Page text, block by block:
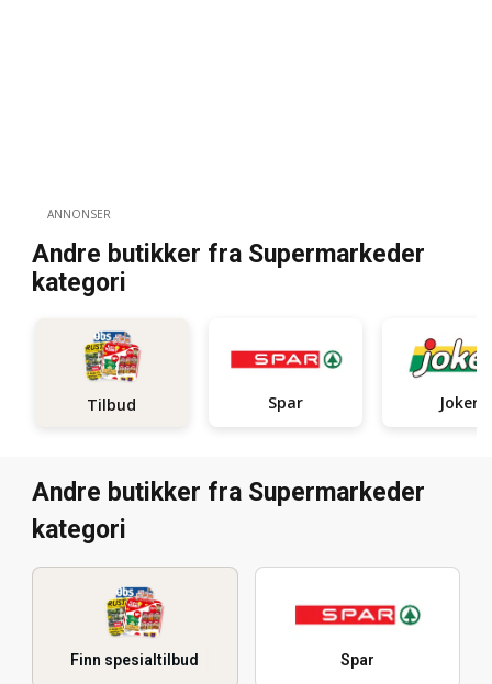
ANNONSER
Andre butikker fra Supermarkeder
kategori
Tilbud Spar Joker
Andre butikker fra Supermarkeder
kategori
Finn spesialtilbud Spar